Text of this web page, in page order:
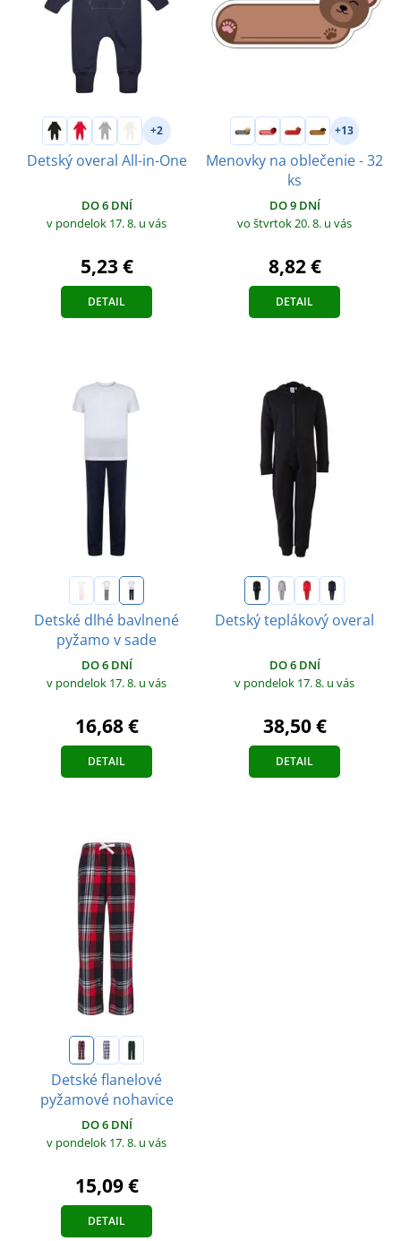
+2
Detský overal All-in-One
DO 6 DNÍ
v pondelok 17. 8. u vás
5,23 €
DETAIL
+13
Menovky na oblečenie - 32
ks
DO 9 DNÍ
vo štvrtok 20. 8. u vás
8,82 €
DETAIL
Detské dlhé bavlnené
pyžamo v sade
DO 6 DNÍ
v pondelok 17. 8. u vás
16,68 €
DETAIL
Detský teplákový overal
DO 6 DNÍ
v pondelok 17. 8. u vás
38,50 €
DETAIL
Detské flanelové
pyžamové nohavice
DO 6 DNÍ
v pondelok 17. 8. u vás
15,09 €
DETAIL